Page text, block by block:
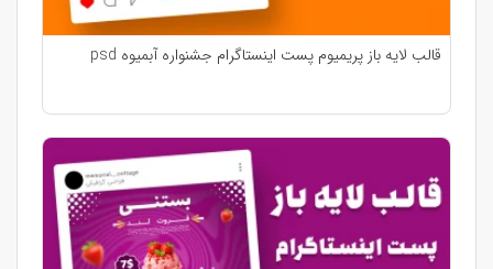
قالب لایه باز پریمیوم پست اینستاگرام جشنواره آبمیوه psd